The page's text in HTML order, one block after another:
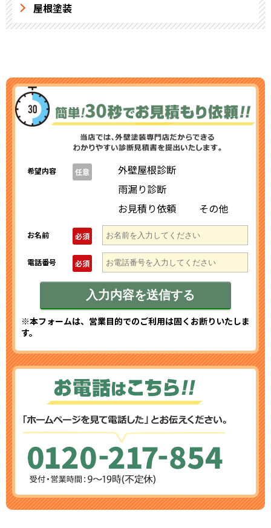
屋根塗装
希望内容 任意
外壁屋根診断
雨漏り診断
お見積り依頼
その他
お名前 必須
電話番号 必須
※本フォームは、営業目的でのご利用は固くお断りいたしま
す。